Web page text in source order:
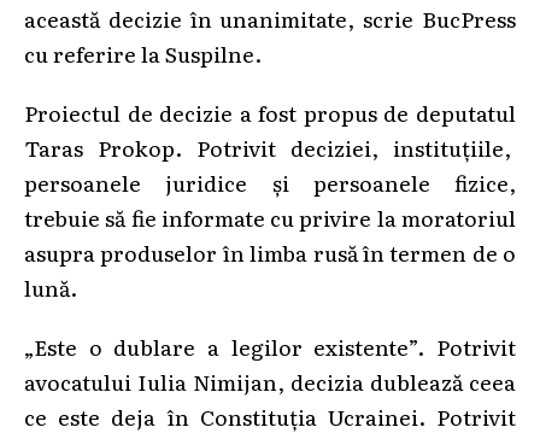
această decizie în unanimitate, scrie BucPress
cu referire la Suspilne.
Proiectul de decizie a fost propus de deputatul
Taras Prokop. Potrivit deciziei, instituțiile,
persoanele juridice și persoanele fizice,
trebuie să fie informate cu privire la moratoriul
asupra produselor în limba rusă în termen de o
lună.
„Este o dublare a legilor existente”. Potrivit
avocatului Iulia Nimijan, decizia dublează ceea
ce este deja în Constituția Ucrainei. Potrivit